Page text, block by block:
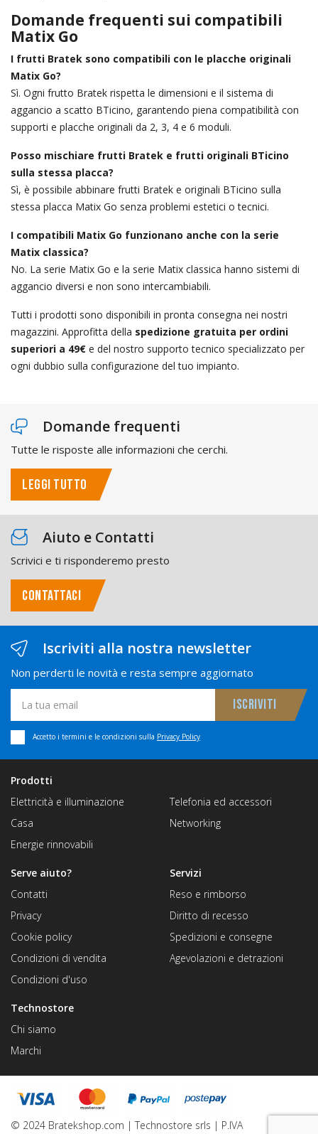
Domande frequenti sui compatibili
Matix Go
I frutti Bratek sono compatibili con le placche originali
Matix Go?
Sì. Ogni frutto Bratek rispetta le dimensioni e il sistema di
aggancio a scatto BTicino, garantendo piena compatibilità con
supporti e placche originali da 2, 3, 4 e 6 moduli.
Posso mischiare frutti Bratek e frutti originali BTicino
sulla stessa placca?
Sì, è possibile abbinare frutti Bratek e originali BTicino sulla
stessa placca Matix Go senza problemi estetici o tecnici.
I compatibili Matix Go funzionano anche con la serie
Matix classica?
No. La serie Matix Go e la serie Matix classica hanno sistemi di
aggancio diversi e non sono intercambiabili.
Tutti i prodotti sono disponibili in pronta consegna nei nostri
magazzini. Approfitta della spedizione gratuita per ordini
superiori a 49€ e del nostro supporto tecnico specializzato per
ogni dubbio sulla configurazione del tuo impianto.
Domande frequenti
Tutte le risposte alle informazioni che cerchi.
LEGGI TUTTO
Aiuto e Contatti
Scrivici e ti risponderemo presto
CONTATTACI
Iscriviti alla nostra newsletter
Non perderti le novità e resta sempre aggiornato
Accetto i termini e le condizioni sulla Privacy Policy
Prodotti
Elettricità e illuminazione
Casa
Energie rinnovabili
Telefonia ed accessori
Networking
Technostore
Chi siamo
Marchi
Servizi
Reso e rimborso
Diritto di recesso
Spedizioni e consegne
Agevolazioni e detrazioni
Serve aiuto?
Contatti
Privacy
Cookie policy
Condizioni di vendita
Condizioni d'uso
© 2024 Bratekshop.com | Technostore srls | P.IVA